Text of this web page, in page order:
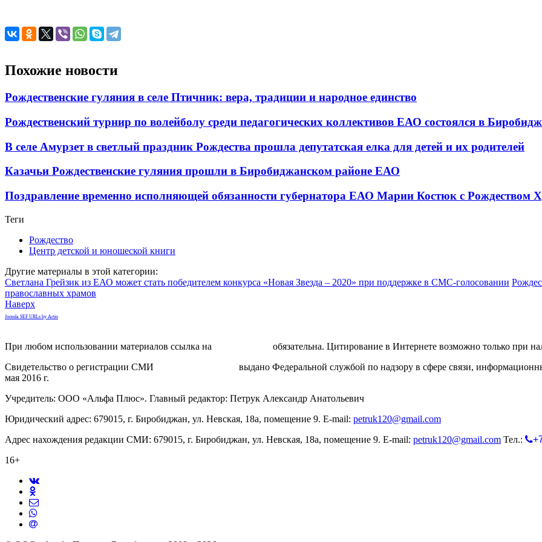
Похожие новости
Рождественские гуляния в селе Птичник: вера, традиции и народное единство
Рождественский турнир по волейболу среди педагогических коллективов ЕАО состоялся в
В селе Амурзет в светлый праздник Рождества прошла депутатская елка для детей и их родителей
Казачьи Рождественские гуляния прошли в Биробиджанском районе ЕАО
Поздравление временно исполняющей обязанности губернатора ЕАО Марии Костюк с Рождеством
Теги
Рождество
Центр детской и юношеской книги
Другие материалы в этой категории:
Светлана Грейзик из ЕАО может стать победителем конкурса «Новая Звезда – 2020» при поддержке в СМС-голосовании
православных храмов
Наверх
Joomla SEF URLs by Artio
При любом использовании материалов ссылка на
обязательна. Цитирование в Интернете возможно только при
Свидетельство о регистрации СМИ
выдано Федеральной службой по надзору в сфере связи,
мая 2016 г.
Учредитель: ООО «Альфа Плюс». Главный редактор: Петрук Александр Анатольевич
Юридический адрес: 679015, г. Биробиджан, ул. Невская, 18а, помещение 9. E-mail: petruk120@gmail.com
Адрес нахождения редакции СМИ: 679015, г. Биробиджан, ул. Невская, 18а, помещение 9. E-mail: petruk120@gmail.com Тел.:
16+